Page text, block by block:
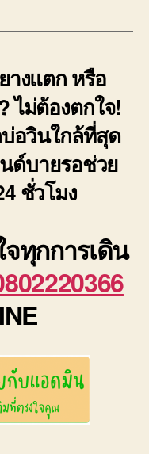
างแตก หรือ
ไม่ต้องตกใจ!
บ่อวินใกล้ที่สุด
ด์บายรอช่วย
ชั่วโมง
ทุกการเดิน